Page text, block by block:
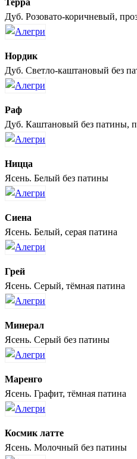
Дуб. Розовато-коричневый,
Нордик
Дуб. Светло-каштановый без
Раф
Дуб. Каштановый без патины,
Ницца
Ясень. Белый без патины
Сиена
Ясень. Белый, серая патина
Грей
Ясень. Серый, тёмная патина
Минерал
Ясень. Серый без патины
Маренго
Ясень. Графит, тёмная патина
Космик латте
Ясень. Молочный без патины